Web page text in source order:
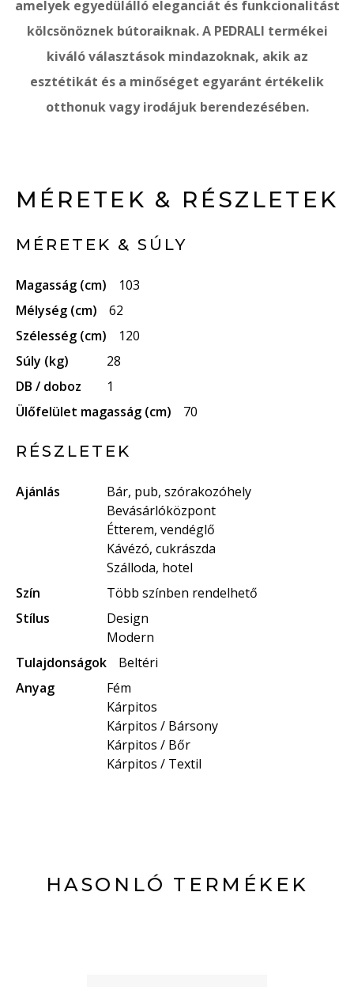
amelyek egyedülálló eleganciát és funkcionalitást
kölcsönöznek bútoraiknak. A PEDRALI termékei
kiváló választások mindazoknak, akik az
esztétikát és a minőséget egyaránt értékelik
otthonuk vagy irodájuk berendezésében.
MÉRETEK & RÉSZLETEK
MÉRETEK & SÚLY
Magasság (cm)
103
Mélység (cm)
62
Szélesség (cm)
120
Súly (kg)
28
DB / doboz
1
Ülőfelület magasság (cm)
70
RÉSZLETEK
Ajánlás
Bár, pub, szórakozóhely
Bevásárlóközpont
Étterem, vendéglő
Kávézó, cukrászda
Szálloda, hotel
Szín
Több színben rendelhető
Stílus
Design
Modern
Tulajdonságok
Beltéri
Anyag
Fém
Kárpitos
Kárpitos / Bársony
Kárpitos / Bőr
Kárpitos / Textil
HASONLÓ TERMÉKEK